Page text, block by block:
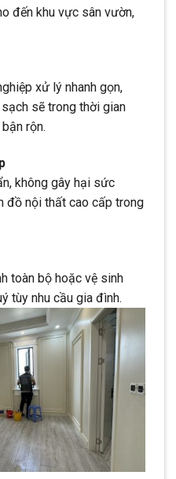
đến khu vực sân vườn,
xử lý nhanh gọn,
sẽ trong thời gian
rộn.
không gây hại sức
đồ nội thất cao cấp trong
toàn bộ hoặc vệ sinh
tùy nhu cầu gia đình.